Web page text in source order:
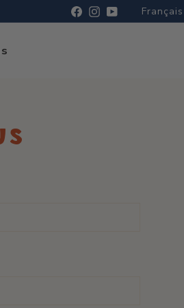
Facebook
Instagram
YouTubeLangue
Français